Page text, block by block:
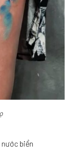
nước biển